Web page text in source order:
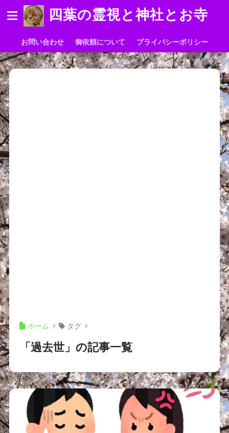
四葉の霊視と神社とお寺
お問い合わせ 御依頼について プライバシーポリシー
ホーム タグ
「過去世」の記事一覧